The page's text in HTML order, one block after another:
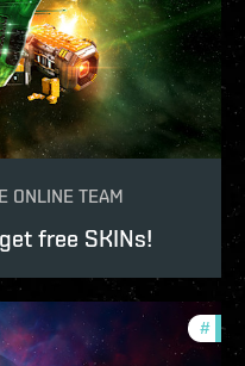
ONLINE TEAM
free SKINs!
#